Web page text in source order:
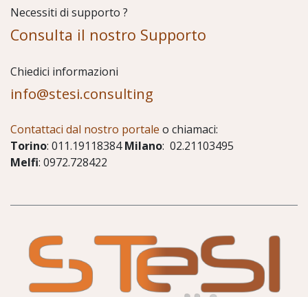
Necessiti di supporto ?
Consulta il nostro Supporto
Chiedici informazioni
info@stesi.consulting
Contattaci dal nostro portale o chiamaci:
Torino: 011.19118384Milano: 02.21103495
Melfi: 0972.728422